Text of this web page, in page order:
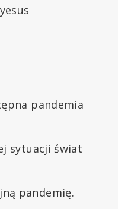
pandemia
sytuacji świat
pandemię.